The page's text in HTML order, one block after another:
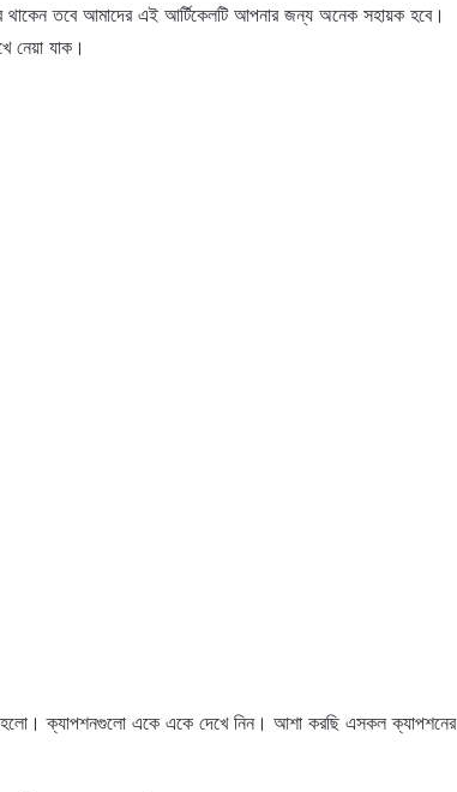
তবে আমাদের এই আর্টিকেলটি আপনার জন্য অনেক সহায়ক হবে।
নেয়া যাক।
হলো। ক্যাপশনগুলো একে একে দেখে নিন। আশা করছি এসকল ক্যাপশনের